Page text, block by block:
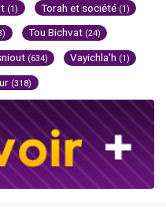
(1) Torah et société (1)
Tou Bichvat (24)
(634) Vayichla'h (1)
(318)